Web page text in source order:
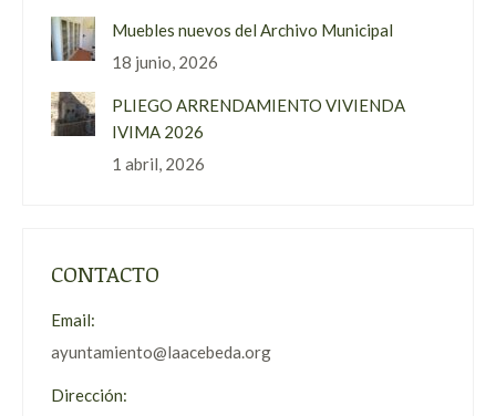
Muebles nuevos del Archivo Municipal
18 junio, 2026
PLIEGO ARRENDAMIENTO VIVIENDA
IVIMA 2026
1 abril, 2026
CONTACTO
Email:
ayuntamiento@laacebeda.org
Dirección: